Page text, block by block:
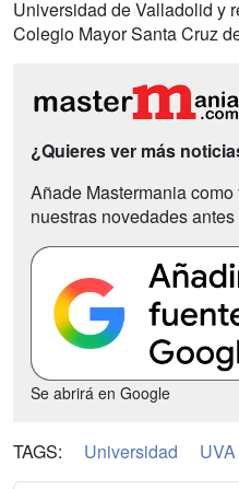
Universidad de Valladolid y
Colegio Mayor Santa Cruz
¿Quieres ver más
Añade Mastermania
nuestras novedades antes
Se abrirá en Google
TAGS: Universidad UVA